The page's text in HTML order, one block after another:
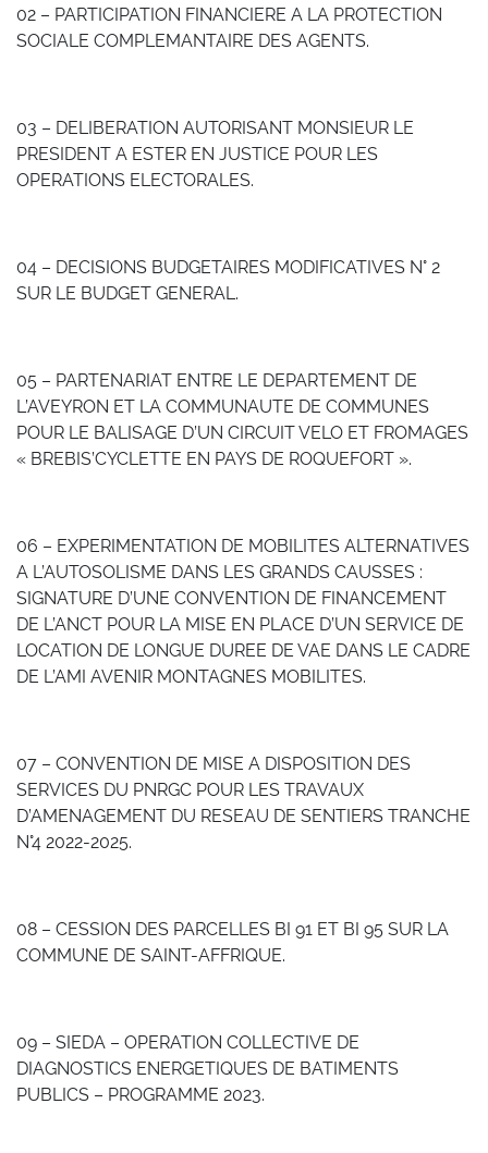
02 – PARTICIPATION FINANCIERE A LA PROTECTION
SOCIALE COMPLEMANTAIRE DES AGENTS.
03 – DELIBERATION AUTORISANT MONSIEUR LE
PRESIDENT A ESTER EN JUSTICE POUR LES
OPERATIONS ELECTORALES.
04 – DECISIONS BUDGETAIRES MODIFICATIVES N° 2
SUR LE BUDGET GENERAL.
05 – PARTENARIAT ENTRE LE DEPARTEMENT DE
L’AVEYRON ET LA COMMUNAUTE DE COMMUNES
POUR LE BALISAGE D’UN CIRCUIT VELO ET FROMAGES
« BREBIS’CYCLETTE EN PAYS DE ROQUEFORT ».
06 – EXPERIMENTATION DE MOBILITES ALTERNATIVES
A L’AUTOSOLISME DANS LES GRANDS CAUSSES :
SIGNATURE D’UNE CONVENTION DE FINANCEMENT
DE L’ANCT POUR LA MISE EN PLACE D’UN SERVICE DE
LOCATION DE LONGUE DUREE DE VAE DANS LE CADRE
DE L’AMI AVENIR MONTAGNES MOBILITES.
07 – CONVENTION DE MISE A DISPOSITION DES
SERVICES DU PNRGC POUR LES TRAVAUX
D’AMENAGEMENT DU RESEAU DE SENTIERS TRANCHE
N°4 2022-2025.
08 – CESSION DES PARCELLES BI 91 ET BI 95 SUR LA
COMMUNE DE SAINT-AFFRIQUE.
09 – SIEDA – OPERATION COLLECTIVE DE
DIAGNOSTICS ENERGETIQUES DE BATIMENTS
PUBLICS – PROGRAMME 2023.